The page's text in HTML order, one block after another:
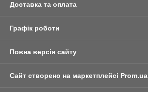
Доставка та оплата
Графік роботи
Повна версія сайту
Сайт створено на маркетплейсі Prom.ua